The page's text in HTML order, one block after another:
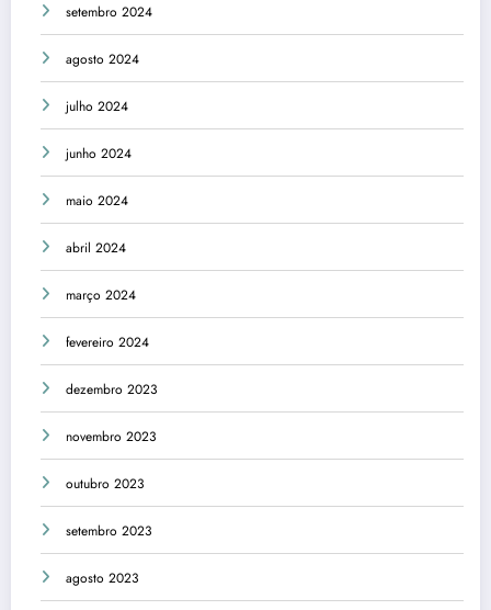
setembro 2024
agosto 2024
julho 2024
junho 2024
maio 2024
abril 2024
março 2024
fevereiro 2024
dezembro 2023
novembro 2023
outubro 2023
setembro 2023
agosto 2023